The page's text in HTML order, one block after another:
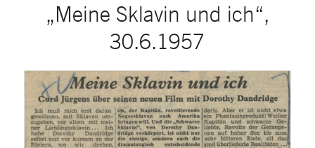
„Meine Sklavin und ich“,
30.6.1957